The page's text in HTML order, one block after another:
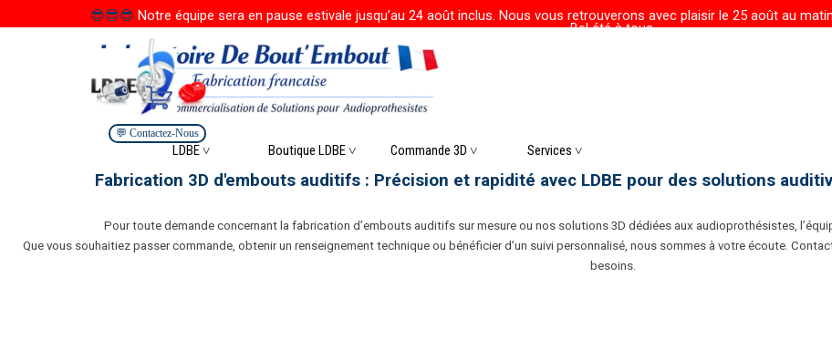
Aller au contenu
😎😎😎 Notre équipe sera en pause estivale jusqu’au 24 août inclus. Nous vous retrouverons avec plaisir le 25 août au
Bel été à tous.
💬 Contactez-Nous
Sauter le menu
LDBE ˅ ▼
Boutique LDBE ˅ ▼
Commande 3D ˅ ▼
Services ˅
Fabrication 3D d'embouts auditifs : Précision et rapidité avec LDBE pour des solutions
Pour toute demande concernant la fabrication d’embouts auditifs sur mesure ou nos solutions 3D dédiées aux audioprothésistes,
Que vous souhaitiez passer commande, obtenir un renseignement technique ou bénéficier d’un suivi personnalisé, nous sommes à votre écoute.
besoins.